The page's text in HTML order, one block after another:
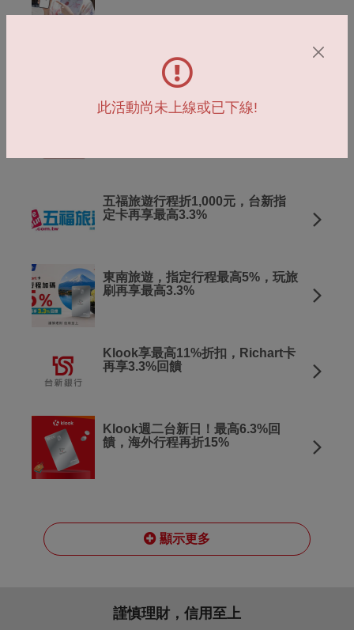
Richart卡再享最高2%
五福旅遊行程折1,000元，台新指
定卡再享最高3.3%
東南旅遊，指定行程最高5%，玩旅
刷再享最高3.3%
Klook享最高11%折扣，Richart卡
再享3.3%回饋
Klook週二台新日！最高6.3%回
饋，海外行程再折15%
顯示更多
此活動尚未上線或已下線!
謹慎理財，信用至上